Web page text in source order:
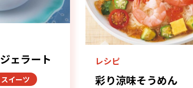
ェラート
スイーツ
レシピ
彩り涼味そうめん